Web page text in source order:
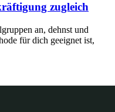
zugleich
an, dehnst und
für dich geeignet ist,